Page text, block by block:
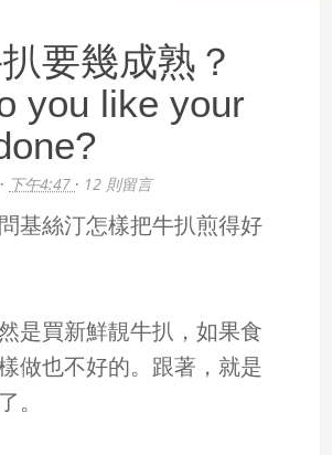
要幾成熟？
you like your
· 下午4:47 · 12 則留言
基絲汀怎樣把牛扒煎得好
是買新鮮靚牛扒，如果食
做也不好的。跟著，就是
。